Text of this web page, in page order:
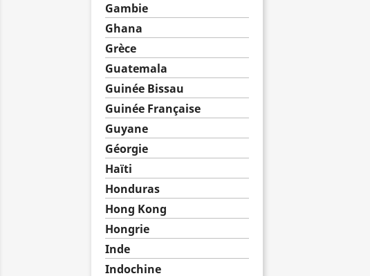
Gambie
Ghana
Grèce
Guatemala
Guinée Bissau
Guinée Française
Guyane
Géorgie
Haïti
Honduras
Hong Kong
Hongrie
Inde
Indochine